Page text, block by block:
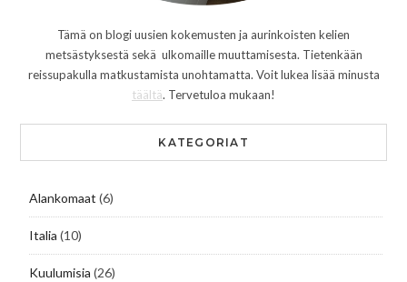
Tämä on blogi uusien kokemusten ja aurinkoisten kelien
metsästyksestä sekä ulkomaille muuttamisesta. Tietenkään
reissupakulla matkustamista unohtamatta. Voit lukea lisää minusta
täältä. Tervetuloa mukaan!
KATEGORIAT
Alankomaat (6)
Italia (10)
Kuulumisia (26)